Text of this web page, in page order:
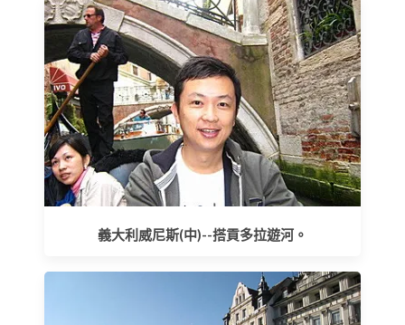
義大利威尼斯(中)--搭貢多拉遊河。